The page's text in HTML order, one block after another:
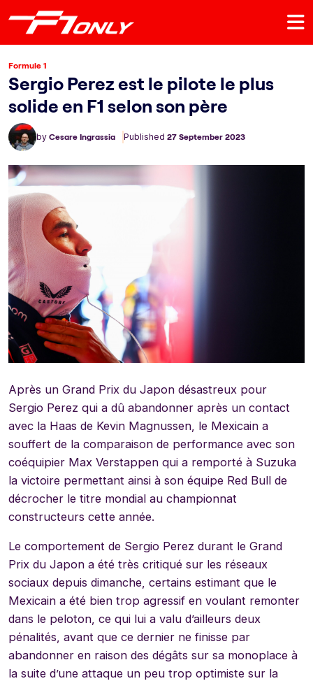
Formule 1
Sergio Perez est le pilote le plus
solide en F1 selon son père
by Cesare Ingrassia Published 27 September 2023
Après un Grand Prix du Japon désastreux pour
Sergio Perez qui a dû abandonner après un contact
avec la Haas de Kevin Magnussen, le Mexicain a
souffert de la comparaison de performance avec son
coéquipier Max Verstappen qui a remporté à Suzuka
la victoire permettant ainsi à son équipe Red Bull de
décrocher le titre mondial au championnat
constructeurs cette année.
Le comportement de Sergio Perez durant le Grand
Prix du Japon a été très critiqué sur les réseaux
sociaux depuis dimanche, certains estimant que le
Mexicain a été bien trop agressif en voulant remonter
dans le peloton, ce qui lui a valu d’ailleurs deux
pénalités, avant que ce dernier ne finisse par
abandonner en raison des dégâts sur sa monoplace à
la suite d’une attaque un peu trop optimiste sur la